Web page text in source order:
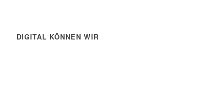
DIGITAL KÖNNEN WIR